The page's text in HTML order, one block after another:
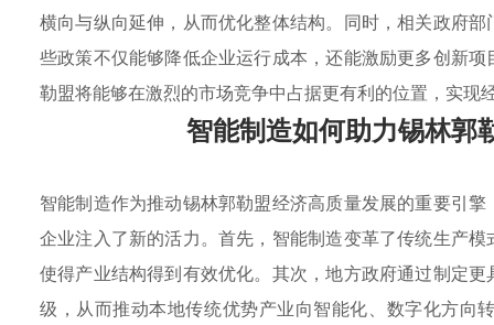
横向与纵向延伸，从而优化整体结构。同时，相关政府部
些政策不仅能够降低企业运行成本，还能激励更多创新
勒盟将能够在激烈的市场竞争中占据更有利的位置，实现
智能制造如何助力锡林郭
智能制造作为推动锡林郭勒盟经济高质量发展的重要引擎
企业注入了新的活力。首先，智能制造变革了传统生产
使得产业结构得到有效优化。其次，地方政府通过制定更
级，从而推动本地传统优势产业向智能化、数字化方向